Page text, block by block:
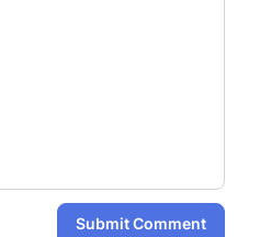
Submit Comment